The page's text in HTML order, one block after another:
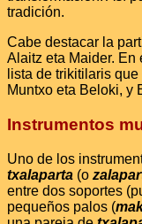
tradición.
Cabe destacar la
Alaitz eta Maider.
lista de trikitilaris
Muntxo eta Beloki, y
Instrumentos
Uno de los
txalaparta (o
entre dos soportes
pequeños palos (